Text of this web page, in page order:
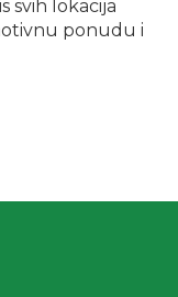
svih lokacija
ponudu i